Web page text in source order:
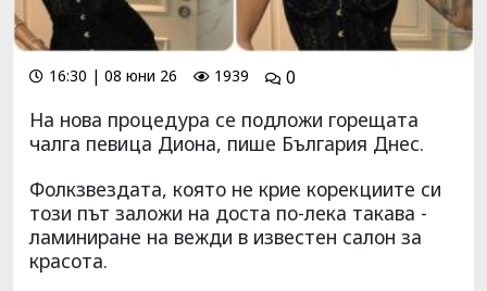
16:30 | 08 юни 26 1939 0
На нова процедура се подложи горещата
чалга певица Диона, пише България Днес.
Фолкзвездата, която не крие корекциите си
този път заложи на доста по-лека такава -
ламиниране на вежди в известен салон за
красота.